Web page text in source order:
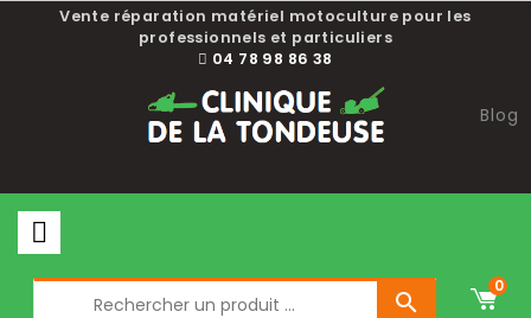
Vente réparation matériel motoculture pour les
professionnels et particuliers
04 78 98 86 38
Blog

0